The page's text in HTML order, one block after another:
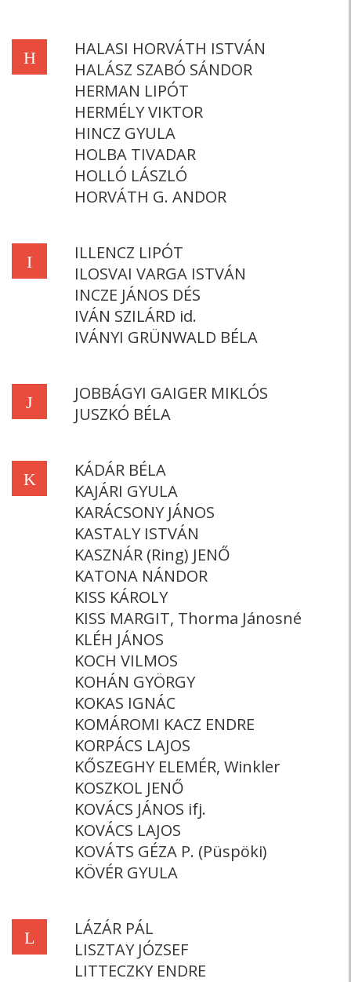
H
HALASI HORVÁTH ISTVÁN
HALÁSZ SZABÓ SÁNDOR
HERMAN LIPÓT
HERMÉLY VIKTOR
HINCZ GYULA
HOLBA TIVADAR
HOLLÓ LÁSZLÓ
HORVÁTH G. ANDOR
I
ILLENCZ LIPÓT
ILOSVAI VARGA ISTVÁN
INCZE JÁNOS DÉS
IVÁN SZILÁRD id.
IVÁNYI GRÜNWALD BÉLA
J
JOBBÁGYI GAIGER MIKLÓS
JUSZKÓ BÉLA
K
KÁDÁR BÉLA
KAJÁRI GYULA
KARÁCSONY JÁNOS
KASTALY ISTVÁN
KASZNÁR (Ring) JENŐ
KATONA NÁNDOR
KISS KÁROLY
KISS MARGIT, Thorma Jánosné
KLÉH JÁNOS
KOCH VILMOS
KOHÁN GYÖRGY
KOKAS IGNÁC
KOMÁROMI KACZ ENDRE
KORPÁCS LAJOS
KŐSZEGHY ELEMÉR, Winkler
KOSZKOL JENŐ
KOVÁCS JÁNOS ifj.
KOVÁCS LAJOS
KOVÁTS GÉZA P. (Püspöki)
KÖVÉR GYULA
L
LÁZÁR PÁL
LISZTAY JÓZSEF
LITTECZKY ENDRE